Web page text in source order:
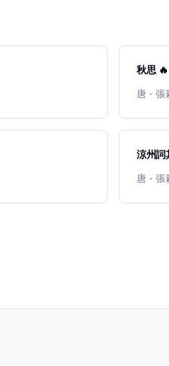
秋思 🔥
唐 - 張
涼州詞
唐 - 張